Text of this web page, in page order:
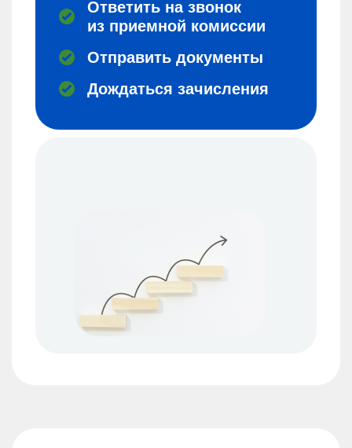
Ответить на звонок
из приемной комиссии
Отправить документы
Дождаться зачисления